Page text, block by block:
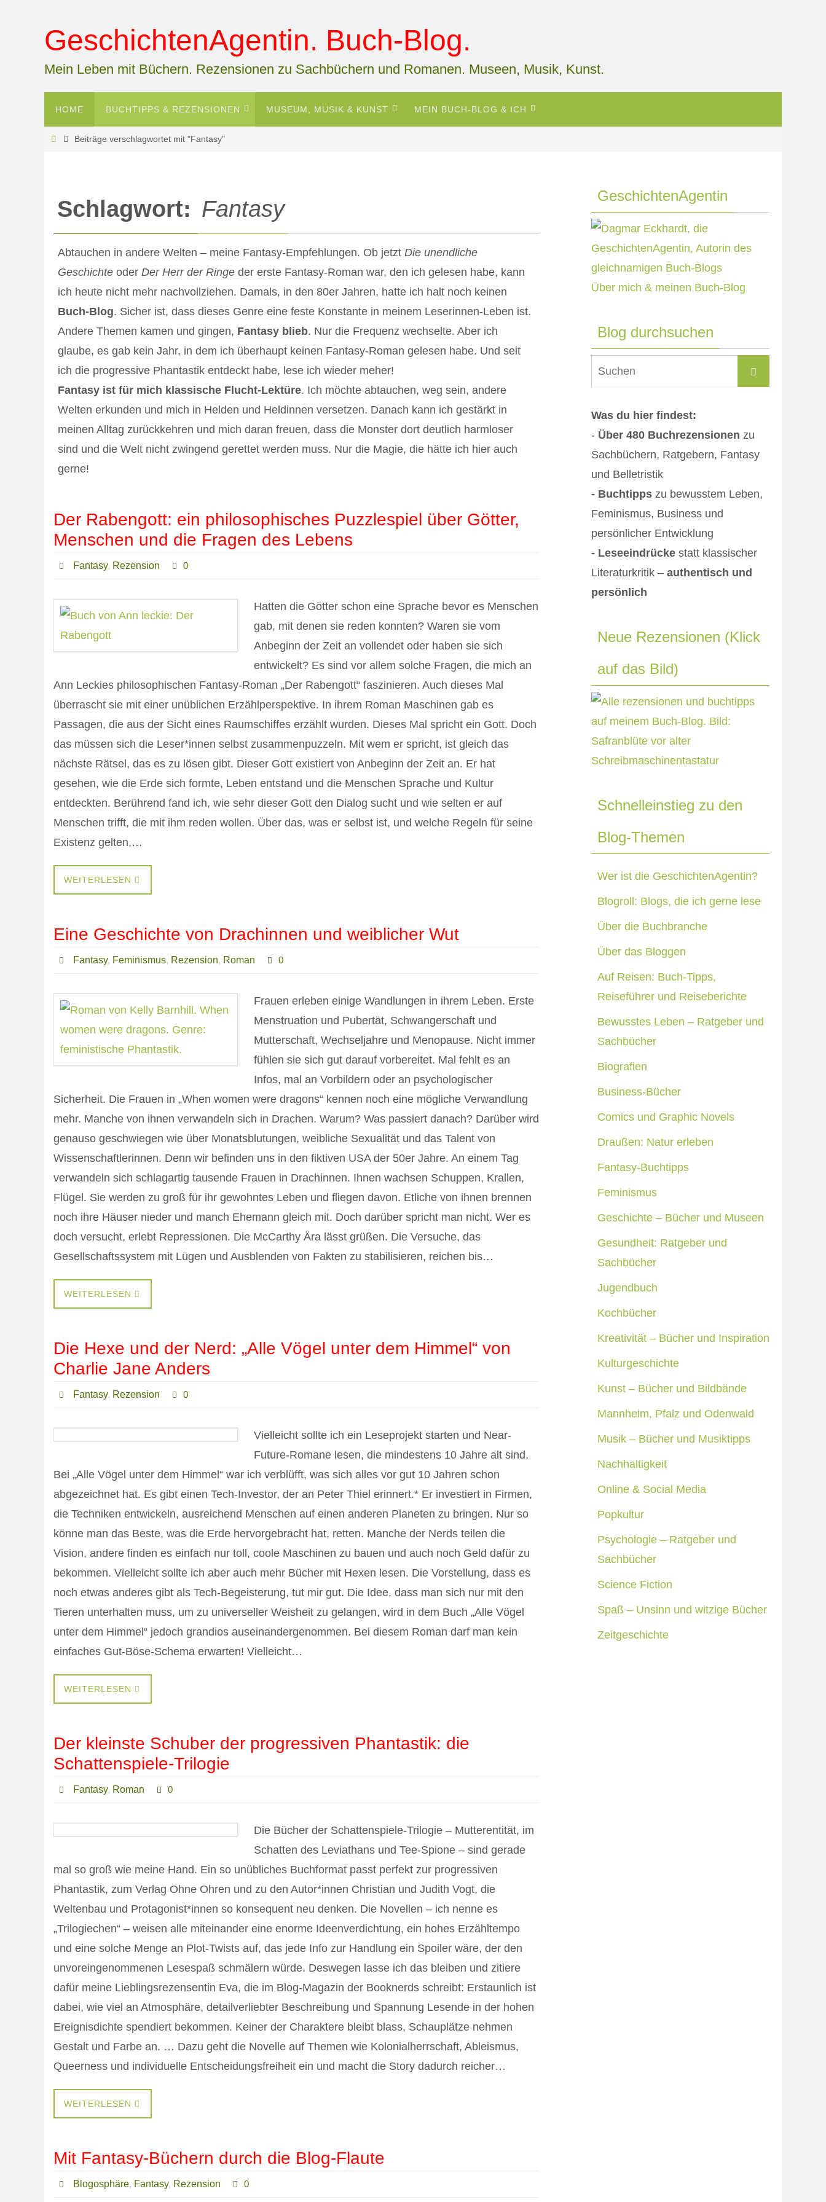
GeschichtenAgentin. Buch-Blog.
Mein Leben mit Büchern. Rezensionen zu Sachbüchern und Romanen. Museen, Musik, Kunst.
Inhalt
springen
HOME BUCHTIPPS & REZENSIONEN MUSEUM, MUSIK & KUNST MEIN BUCH-BLOG & ICH
StartBeiträge verschlagwortet mit "Fantasy"
Schlagwort: Fantasy
Abtauchen in andere Welten – meine Fantasy-Empfehlungen. Ob jetzt Die unendliche
Geschichte oder Der Herr der Ringe der erste Fantasy-Roman war, den ich gelesen habe, kann
ich heute nicht mehr nachvollziehen. Damals, in den 80er Jahren, hatte ich halt noch keinen
Buch-Blog. Sicher ist, dass dieses Genre eine feste Konstante in meinem Leserinnen-Leben ist.
Andere Themen kamen und gingen, Fantasy blieb. Nur die Frequenz wechselte. Aber ich
glaube, es gab kein Jahr, in dem ich überhaupt keinen Fantasy-Roman gelesen habe. Und seit
ich die progressive Phantastik entdeckt habe, lese ich wieder meher!
Fantasy ist für mich klassische Flucht-Lektüre. Ich möchte abtauchen, weg sein, andere
Welten erkunden und mich in Helden und Heldinnen versetzen. Danach kann ich gestärkt in
meinen Alltag zurückkehren und mich daran freuen, dass die Monster dort deutlich harmloser
sind und die Welt nicht zwingend gerettet werden muss. Nur die Magie, die hätte ich hier auch
gerne!
Der Rabengott: ein philosophisches Puzzlespiel über Götter,
Menschen und die Fragen des Lebens
Fantasy, Rezension 0
Hatten die Götter schon eine Sprache bevor es Menschen
gab, mit denen sie reden konnten? Waren sie vom
Anbeginn der Zeit an vollendet oder haben sie sich
entwickelt? Es sind vor allem solche Fragen, die mich an
Ann Leckies philosophischen Fantasy-Roman „Der Rabengott“ faszinieren. Auch dieses Mal
überrascht sie mit einer unüblichen Erzählperspektive. In ihrem Roman Maschinen gab es
Passagen, die aus der Sicht eines Raumschiffes erzählt wurden. Dieses Mal spricht ein Gott. Doch
das müssen sich die Leser*innen selbst zusammenpuzzeln. Mit wem er spricht, ist gleich das
nächste Rätsel, das es zu lösen gibt. Dieser Gott existiert von Anbeginn der Zeit an. Er hat
gesehen, wie die Erde sich formte, Leben entstand und die Menschen Sprache und Kultur
entdeckten. Berührend fand ich, wie sehr dieser Gott den Dialog sucht und wie selten er auf
Menschen trifft, die mit ihm reden wollen. Über das, was er selbst ist, und welche Regeln für seine
Existenz gelten,…
WEITERLESEN
Eine Geschichte von Drachinnen und weiblicher Wut
Fantasy, Feminismus, Rezension, Roman 0
Frauen erleben einige Wandlungen in ihrem Leben. Erste
Menstruation und Pubertät, Schwangerschaft und
Mutterschaft, Wechseljahre und Menopause. Nicht immer
fühlen sie sich gut darauf vorbereitet. Mal fehlt es an
Infos, mal an Vorbildern oder an psychologischer
Sicherheit. Die Frauen in „When women were dragons“ kennen noch eine mögliche Verwandlung
mehr. Manche von ihnen verwandeln sich in Drachen. Warum? Was passiert danach? Darüber wird
genauso geschwiegen wie über Monatsblutungen, weibliche Sexualität und das Talent von
Wissenschaftlerinnen. Denn wir befinden uns in den fiktiven USA der 50er Jahre. An einem Tag
verwandeln sich schlagartig tausende Frauen in Drachinnen. Ihnen wachsen Schuppen, Krallen,
Flügel. Sie werden zu groß für ihr gewohntes Leben und fliegen davon. Etliche von ihnen brennen
noch ihre Häuser nieder und manch Ehemann gleich mit. Doch darüber spricht man nicht. Wer es
doch versucht, erlebt Repressionen. Die McCarthy Ära lässt grüßen. Die Versuche, das
Gesellschaftssystem mit Lügen und Ausblenden von Fakten zu stabilisieren, reichen bis…
WEITERLESEN
Die Hexe und der Nerd: „Alle Vögel unter dem Himmel“ von
Charlie Jane Anders
Fantasy, Rezension 0
Vielleicht sollte ich ein Leseprojekt starten und Near-
Future-Romane lesen, die mindestens 10 Jahre alt sind.
Bei „Alle Vögel unter dem Himmel“ war ich verblüfft, was sich alles vor gut 10 Jahren schon
abgezeichnet hat. Es gibt einen Tech-Investor, der an Peter Thiel erinnert.* Er investiert in Firmen,
die Techniken entwickeln, ausreichend Menschen auf einen anderen Planeten zu bringen. Nur so
könne man das Beste, was die Erde hervorgebracht hat, retten. Manche der Nerds teilen die
Vision, andere finden es einfach nur toll, coole Maschinen zu bauen und auch noch Geld dafür zu
bekommen. Vielleicht sollte ich aber auch mehr Bücher mit Hexen lesen. Die Vorstellung, dass es
noch etwas anderes gibt als Tech-Begeisterung, tut mir gut. Die Idee, dass man sich nur mit den
Tieren unterhalten muss, um zu universeller Weisheit zu gelangen, wird in dem Buch „Alle Vögel
unter dem Himmel“ jedoch grandios auseinandergenommen. Bei diesem Roman darf man kein
einfaches Gut-Böse-Schema erwarten! Vielleicht…
WEITERLESEN
Der kleinste Schuber der progressiven Phantastik: die
Schattenspiele-Trilogie
Fantasy, Roman 0
Die Bücher der Schattenspiele-Trilogie – Mutterentität, im
Schatten des Leviathans und Tee-Spione – sind gerade
mal so groß wie meine Hand. Ein so unübliches Buchformat passt perfekt zur progressiven
Phantastik, zum Verlag Ohne Ohren und zu den Autor*innen Christian und Judith Vogt, die
Weltenbau und Protagonist*innen so konsequent neu denken. Die Novellen – ich nenne es
„Trilogiechen“ – weisen alle miteinander eine enorme Ideenverdichtung, ein hohes Erzähltempo
und eine solche Menge an Plot-Twists auf, das jede Info zur Handlung ein Spoiler wäre, der den
unvoreingenommenen Lesespaß schmälern würde. Deswegen lasse ich das bleiben und zitiere
dafür meine Lieblingsrezensentin Eva, die im Blog-Magazin der Booknerds schreibt: Erstaunlich ist
dabei, wie viel an Atmosphäre, detailverliebter Beschreibung und Spannung Lesende in der hohen
Ereignisdichte spendiert bekommen. Keiner der Charaktere bleibt blass, Schauplätze nehmen
Gestalt und Farbe an. … Dazu geht die Novelle auf Themen wie Kolonialherrschaft, Ableismus,
Queerness und individuelle Entscheidungsfreiheit ein und macht die Story dadurch reicher…
WEITERLESEN
Mit Fantasy-Büchern durch die Blog-Flaute
Blogosphäre, Fantasy, Rezension 0
GeschichtenAgentin
Über mich & meinen Buch-Blog
Blog durchsuchen
nach:
Suchen
Was du hier findest:
- Über 480 Buchrezensionen zu
Sachbüchern, Ratgebern, Fantasy
und Belletristik
- Buchtipps zu bewusstem Leben,
Feminismus, Business und
persönlicher Entwicklung
- Leseeindrücke statt klassischer
Literaturkritik – authentisch und
persönlich
Neue Rezensionen (Klick
auf das Bild)
Schnelleinstieg zu den
Blog-Themen
Wer ist die GeschichtenAgentin?
Blogroll: Blogs, die ich gerne lese
Über die Buchbranche
Über das Bloggen
Auf Reisen: Buch-Tipps,
Reiseführer und Reiseberichte
Bewusstes Leben – Ratgeber und
Sachbücher
Biografien
Business-Bücher
Comics und Graphic Novels
Draußen: Natur erleben
Fantasy-Buchtipps
Feminismus
Geschichte – Bücher und Museen
Gesundheit: Ratgeber und
Sachbücher
Jugendbuch
Kochbücher
Kreativität – Bücher und Inspiration
Kulturgeschichte
Kunst – Bücher und Bildbände
Mannheim, Pfalz und Odenwald
Musik – Bücher und Musiktipps
Nachhaltigkeit
Online & Social Media
Popkultur
Psychologie – Ratgeber und
Sachbücher
Science Fiction
Spaß – Unsinn und witzige Bücher
Zeitgeschichte